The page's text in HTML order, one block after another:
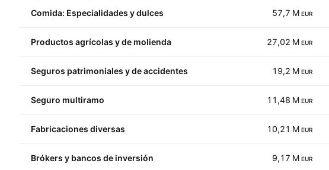
Comida: Especialidades y dulces 57,7 M EUR
Productos agrícolas y de molienda 27,02 M EUR
Seguros patrimoniales y de accidentes 19,2 M EUR
Seguro multiramo 11,48 M EUR
Fabricaciones diversas 10,21 M EUR
Brókers y bancos de inversión 9,17 M EUR